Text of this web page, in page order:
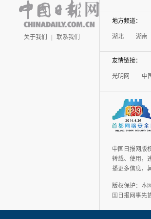
关于我们 联系我们
地方频道：
湖北 湖南
友情链接：
光明网 中
中国日报网版
转载、使用，
播更多信息，
版权保护：本
国日报网事先